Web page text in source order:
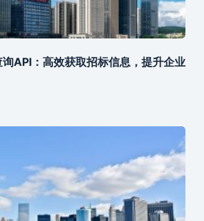
API：高效获取招标信息，提升企业